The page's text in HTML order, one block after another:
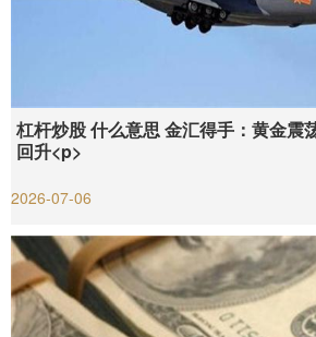
杠杆炒股 什么意思 金汇得手：黄金震
回升<p>
2026-07-06